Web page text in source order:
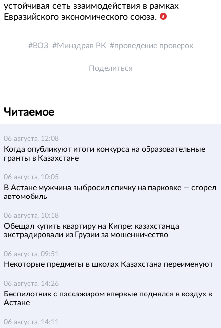
устойчивая сеть взаимодействия в рамках
Евразийского экономического союза.
ВОЗ Минздрав РК проведение проверок
Поделиться
Читаемое
06 августа, 12:08
Когда опубликуют итоги конкурса на образовательные
гранты в Казахстане
06 августа, 10:05
В Астане мужчина выбросил спичку на парковке — сгорел
автомобиль
06 августа, 10:18
Обещал купить квартиру на Кипре: казахстанца
экстрадировали из Грузии за мошенничество
06 августа, 09:51
Некоторые предметы в школах Казахстана переименуют
06 августа, 14:26
Беспилотник с пассажиром впервые поднялся в воздух в
Астане
06 августа, 14:11